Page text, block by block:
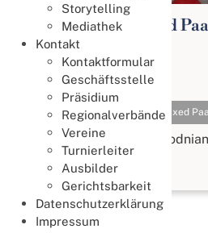
Storytelling
Mediathek
Kontakt
Kontaktformular
Geschäftsstelle
Präsidium
Regionalverbände
Vereine
Turnierleiter
Ausbilder
Gerichtsbarkeit
Datenschutzerklärung
Impressum
65. Deutsche Mixed
2026
Meisterschaften
18. Juli 2026
Meisterschaften Mixed
Gold geht an Beatrix